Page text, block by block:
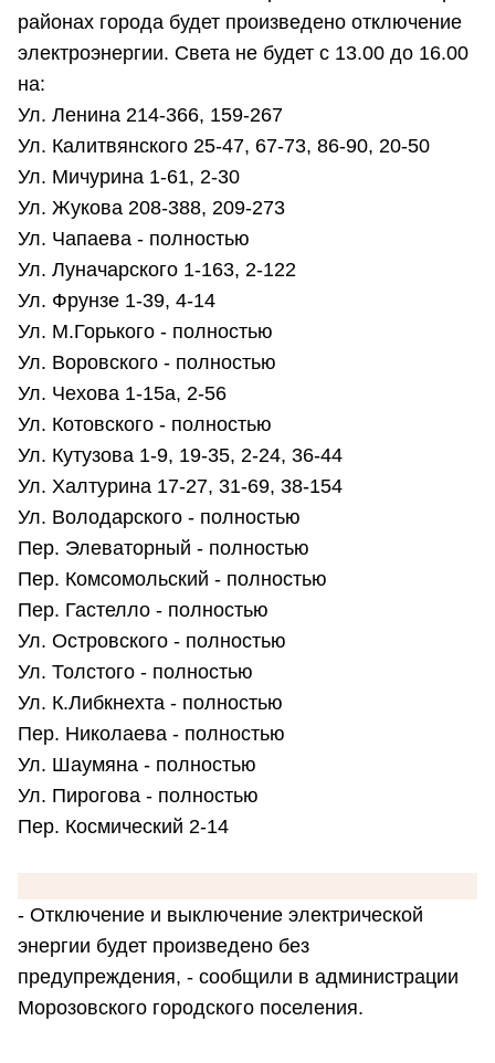
районах города будет произведено отключение
электроэнергии. Света не будет с 13.00 до 16.00
на:
Ул. Ленина 214-366, 159-267
Ул. Калитвянского 25-47, 67-73, 86-90, 20-50
Ул. Мичурина 1-61, 2-30
Ул. Жукова 208-388, 209-273
Ул. Чапаева - полностью
Ул. Луначарского 1-163, 2-122
Ул. Фрунзе 1-39, 4-14
Ул. М.Горького - полностью
Ул. Воровского - полностью
Ул. Чехова 1-15а, 2-56
Ул. Котовского - полностью
Ул. Кутузова 1-9, 19-35, 2-24, 36-44
Ул. Халтурина 17-27, 31-69, 38-154
Ул. Володарского - полностью
Пер. Элеваторный - полностью
Пер. Комсомольский - полностью
Пер. Гастелло - полностью
Ул. Островского - полностью
Ул. Толстого - полностью
Ул. К.Либкнехта - полностью
Пер. Николаева - полностью
Ул. Шаумяна - полностью
Ул. Пирогова - полностью
Пер. Космический 2-14
- Отключение и выключение электрической
энергии будет произведено без
предупреждения, - сообщили в администрации
Морозовского городского поселения.